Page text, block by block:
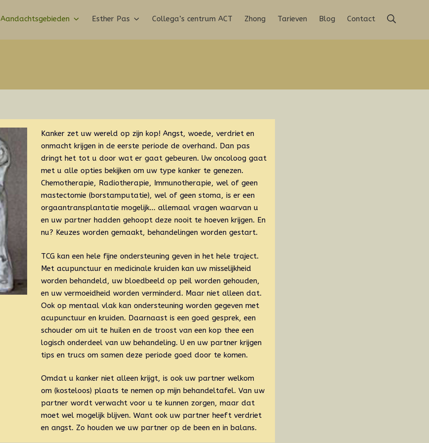
Aandachtsgebieden Esther Pas Collega’s centrum ACT Zhong Tarieven Blog Contact
Kanker zet uw wereld op zijn kop! Angst, woede, verdriet en
onmacht krijgen in de eerste periode de overhand. Dan pas
dringt het tot u door wat er gaat gebeuren. Uw oncoloog gaat
met u alle opties bekijken om uw type kanker te genezen.
Chemotherapie, Radiotherapie, Immunotherapie, wel of geen
mastectomie (borstamputatie), wel of geen stoma, is er een
orgaantransplantatie mogelijk… allemaal vragen waarvan u
en uw partner hadden gehoopt deze nooit te hoeven krijgen. En
nu? Keuzes worden gemaakt, behandelingen worden gestart.
TCG kan een hele fijne ondersteuning geven in het hele traject.
Met acupunctuur en medicinale kruiden kan uw misselijkheid
worden behandeld, uw bloedbeeld op peil worden gehouden,
en uw vermoeidheid worden verminderd. Maar niet alleen dat.
Ook op mentaal vlak kan ondersteuning worden gegeven met
acupunctuur en kruiden. Daarnaast is een goed gesprek, een
schouder om uit te huilen en de troost van een kop thee een
logisch onderdeel van uw behandeling. U en uw partner krijgen
tips en trucs om samen deze periode goed door te komen.
Omdat u kanker niet alleen krijgt, is ook uw partner welkom
om (kosteloos) plaats te nemen op mijn behandeltafel. Van uw
partner wordt verwacht voor u te kunnen zorgen, maar dat
moet wel mogelijk blijven. Want ook uw partner heeft verdriet
en angst. Zo houden we uw partner op de been en in balans.